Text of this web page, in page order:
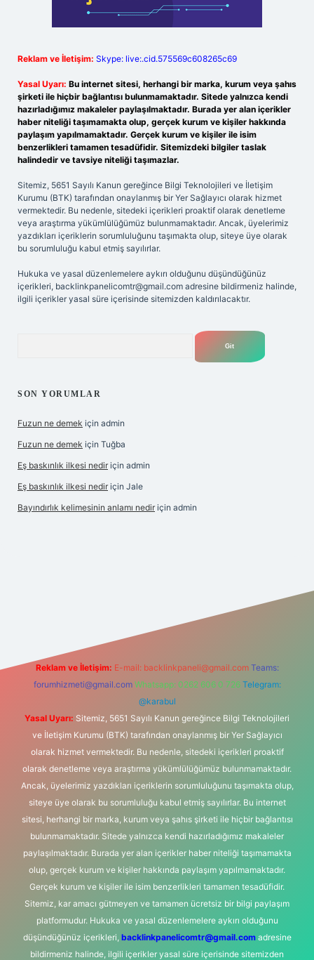
Reklam ve İletişim: Skype: live:.cid.575569c608265c69
Yasal Uyarı: Bu internet sitesi, herhangi bir marka, kurum veya şahıs
şirketi ile hiçbir bağlantısı bulunmamaktadır. Sitede yalnızca kendi
hazırladığımız makaleler paylaşılmaktadır. Burada yer alan içerikler
haber niteliği taşımamakta olup, gerçek kurum ve kişiler hakkında
paylaşım yapılmamaktadır. Gerçek kurum ve kişiler ile isim
benzerlikleri tamamen tesadüfidir. Sitemizdeki bilgiler taslak
halindedir ve tavsiye niteliği taşımazlar.
Sitemiz, 5651 Sayılı Kanun gereğince Bilgi Teknolojileri ve İletişim
Kurumu (BTK) tarafından onaylanmış bir Yer Sağlayıcı olarak hizmet
vermektedir. Bu nedenle, sitedeki içerikleri proaktif olarak denetleme
veya araştırma yükümlülüğümüz bulunmamaktadır. Ancak, üyelerimiz
yazdıkları içeriklerin sorumluluğunu taşımakta olup, siteye üye olarak
bu sorumluluğu kabul etmiş sayılırlar.
Hukuka ve yasal düzenlemelere aykırı olduğunu düşündüğünüz
içerikleri, backlinkpanelicomtr@gmail.com adresine bildirmeniz halinde,
ilgili içerikler yasal süre içerisinde sitemizden kaldırılacaktır.
SON YORUMLAR
Fuzun ne demek için admin
Fuzun ne demek için Tuğba
Eş baskınlık ilkesi nedir için admin
Eş baskınlık ilkesi nedir için Jale
Bayındırlık kelimesinin anlamı nedir için admin
elexbetgiris.org
Reklam ve İletişim: E-mail: backlinkpaneli@gmail.com Teams:
forumhizmeti@gmail.com Whatsapp: 0262 606 0 726 Telegram:
@karabul
Yasal Uyarı: Sitemiz, 5651 Sayılı Kanun gereğince Bilgi Teknolojileri
ve İletişim Kurumu (BTK) tarafından onaylanmış bir Yer Sağlayıcı
olarak hizmet vermektedir. Bu nedenle, sitedeki içerikleri proaktif
olarak denetleme veya araştırma yükümlülüğümüz bulunmamaktadır.
Ancak, üyelerimiz yazdıkları içeriklerin sorumluluğunu taşımakta olup,
siteye üye olarak bu sorumluluğu kabul etmiş sayılırlar. Bu internet
sitesi, herhangi bir marka, kurum veya şahıs şirketi ile hiçbir bağlantısı
bulunmamaktadır. Sitede yalnızca kendi hazırladığımız makaleler
paylaşılmaktadır. Burada yer alan içerikler haber niteliği taşımamakta
olup, gerçek kurum ve kişiler hakkında paylaşım yapılmamaktadır.
Gerçek kurum ve kişiler ile isim benzerlikleri tamamen tesadüfidir.
Sitemiz, kar amacı gütmeyen ve tamamen ücretsiz bir bilgi paylaşım
platformudur. Hukuka ve yasal düzenlemelere aykırı olduğunu
düşündüğünüz içerikleri, backlinkpanelicomtr@gmail.comadresine
bildirmeniz halinde, ilgili içerikler yasal süre içerisinde sitemizden